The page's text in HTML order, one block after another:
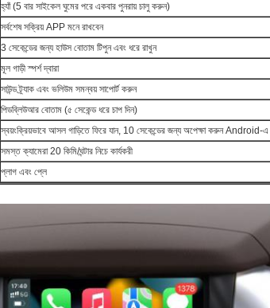
হ্যাঁ (5 বার সাইকেল ঘুমের পরে একবার পুনরায় চালু করুন)
সর্বশেষ সক্রিয় APP মনে রাখবেন
3 সেকেন্ডের জন্য হাউস বোতাম টিপুন এবং ধরে রাখুন
মূল গাড়ী স্পর্শ দ্বারা
সাউন্ড ট্র্যাক এবং ভলিউম সমন্বয় সাপোর্ট করুন
পিডব্লিউআর বোতাম (৫ সেকেন্ড ধরে চাপ দিন)
স্বয়ংক্রিয়ভাবে আসল গাড়িতে ফিরে যান, 10 সেকেন্ডের জন্য অপেক্ষা করুন Android-এ
সমস্ত ক্যামেরা 20 কিমি/ঘন্টার নিচে কার্যকরী
প্লাগ এবং প্লে